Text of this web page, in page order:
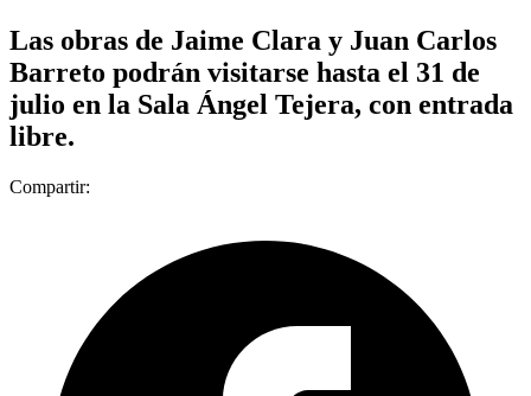
Las obras de Jaime Clara y Juan Carlos
Barreto podrán visitarse hasta el 31 de
julio en la Sala Ángel Tejera, con entrada
libre.
Compartir: